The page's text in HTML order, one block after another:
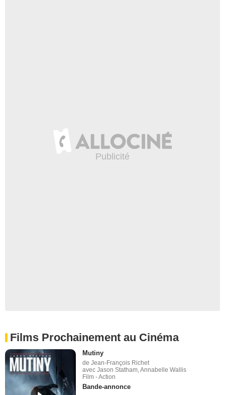
Films Prochainement au Cinéma
Mutiny
de Jean-François Richet
avec Jason Statham, Annabelle Wallis
Film - Action
Bande-annonce